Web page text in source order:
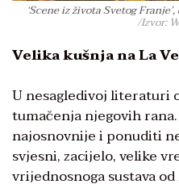
‘Scene iz života Svetog
/Izvor:
Velika kušnja na La
U nesagledivoj literaturi
tumačenja njegovih
najosnovnije i ponuditi
svjesni, zacijelo, velike
vrijednosnoga sustava